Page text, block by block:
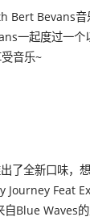
Bert Bevans音
一起度过一
音乐~
了全新口味，
Journey Feat
Blue Waves